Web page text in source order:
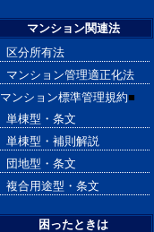
マンション関連法
区分所有法
マンション管理適正化法
マンション標準管理規約■
単棟型・条文
単棟型・補則解説
団地型・条文
複合用途型・条文
困ったときは